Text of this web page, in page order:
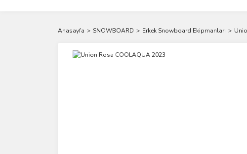
Anasayfa SNOWBOARD Erkek Snowboard Ekipmanları